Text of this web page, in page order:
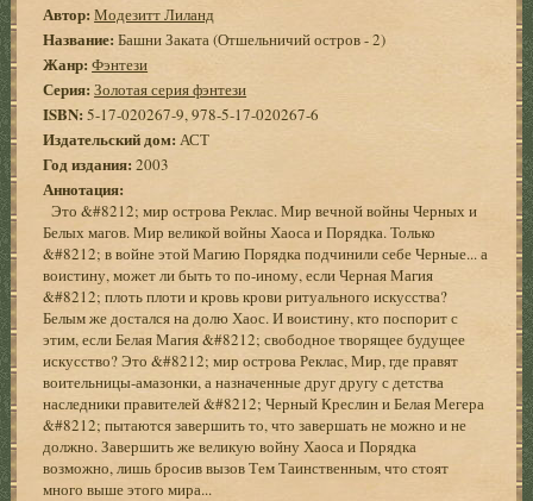
Автор: Модезитт Лиланд
Название: Башни Заката (Отшельничий остров - 2)
Жанр: Фэнтези
Серия: Золотая серия фэнтези
ISBN: 5-17-020267-9, 978-5-17-020267-6
Издательский дом: АСТ
Год издания: 2003
Аннотация:
Это &#8212; мир острова Реклас. Мир вечной войны Черных и
Белых магов. Мир великой войны Хаоса и Порядка. Только
&#8212; в войне этой Магию Порядка подчинили себе Черные... а
воистину, может ли быть то по-иному, если Черная Магия
&#8212; плоть плоти и кровь крови ритуального искусства?
Белым же достался на долю Хаос. И воистину, кто поспорит с
этим, если Белая Магия &#8212; свободное творящее будущее
искусство? Это &#8212; мир острова Реклас, Мир, где правят
воительницы-амазонки, а назначенные друг другу с детства
наследники правителей &#8212; Черный Креслин и Белая Мегера
&#8212; пытаются завершить то, что завершать не можно и не
должно. Завершить же великую войну Хаоса и Порядка
возможно, лишь бросив вызов Тем Таинственным, что стоят
много выше этого мира...